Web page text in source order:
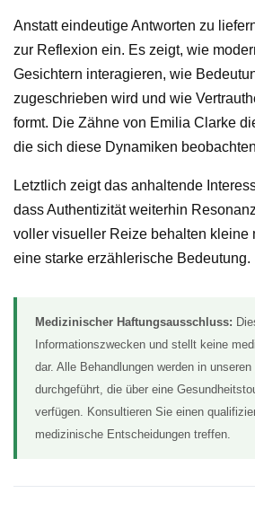
Anstatt eindeutige Antworten zu
zur Reflexion ein. Es zeigt, wie
Gesichtern interagieren, wie
zugeschrieben wird und wie
formt. Die Zähne von Emilia Clarke
die sich diese Dynamiken
Letztlich zeigt das anhaltende
dass Authentizität weiterhin
voller visueller Reize behalten kleine
eine starke erzählerische Bedeutung.
Medizinischer Haftungsausschluss:
Informationszwecken und stellt keine
dar. Alle Behandlungen werden in
durchgeführt, die über eine
verfügen. Konsultieren Sie einen
medizinische Entscheidungen treffen.